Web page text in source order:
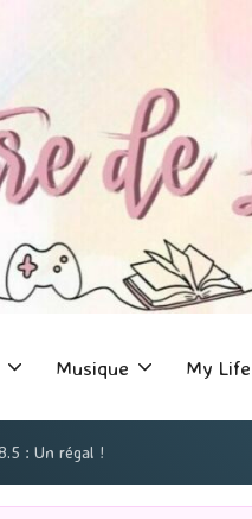
Musique My Life
: Un régal !